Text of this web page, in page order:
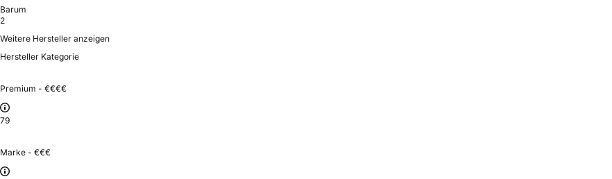
Barum
2
Weitere Hersteller anzeigen
Hersteller Kategorie
Premium - €€€€
79
Marke - €€€